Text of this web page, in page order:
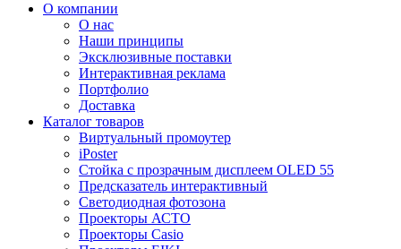
О компании
О нас
Наши принципы
Эксклюзивные поставки
Интерактивная реклама
Портфолио
Доставка
Каталог товаров
Виртуальный промоутер
iPoster
Стойка с прозрачным дисплеем OLED 55
Предсказатель интерактивный
Светодиодная фотозона
Проекторы АСТО
Проекторы Casio